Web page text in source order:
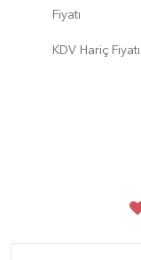
Fiyatı
KDV Hariç